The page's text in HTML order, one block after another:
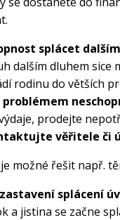
splácet
dalším dluhem
rodinu do větších
problémem
prodejte
věřitele či
možné řešit např.
splácení
a jistina se začne